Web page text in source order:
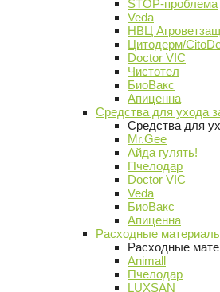
STOP-проблема
Veda
НВЦ
Цитодерм/
Doctor VIC
Чистотел
БиоВакс
Апиценна
Средства для ухода
Средства для
Mr.Gee
Айда гулять!
Пчелодар
Doctor VIC
Veda
БиоВакс
Апиценна
Расходные
Расходные
Animall
Пчелодар
LUXSAN